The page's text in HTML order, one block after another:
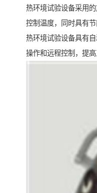
热环境试验设备采用
控制温度，同时具有节
热环境试验设备具有
操作和远程控制，提高